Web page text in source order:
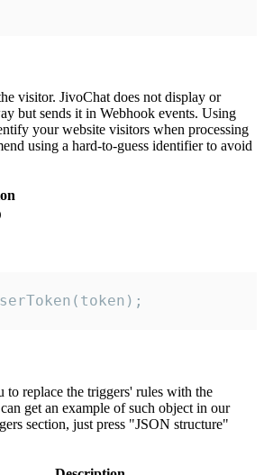
visitor. JivoChat does not display or
but sends it in Webhook events. Using
your website visitors when processing
using a hard-to-guess identifier to avoid
to replace the triggers' rules with the
get an example of such object in our
section, just press "JSON structure"